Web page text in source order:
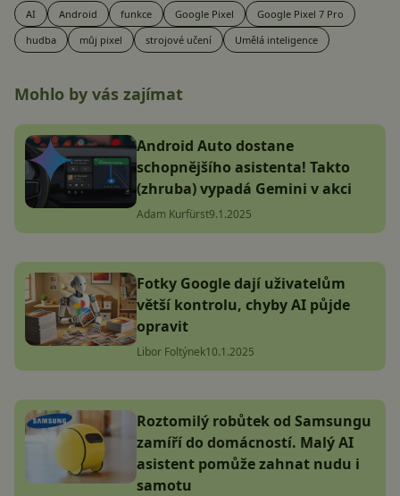
AI Android funkce Google Pixel
Google Pixel 7 Pro
hudba
můj pixel strojové učení Umělá inteligence
Mohlo by vás zajímat
Android Auto dostane
schopnějšího asistenta! Takto
(zhruba) vypadá Gemini v akci
Adam Kurfürst9.1.2025
Fotky Google dají uživatelům
větší kontrolu, chyby AI půjde
opravit
Libor Foltýnek10.1.2025
Roztomilý robůtek od Samsungu
zamíří do domácností. Malý AI
asistent pomůže zahnat nudu i
samotu